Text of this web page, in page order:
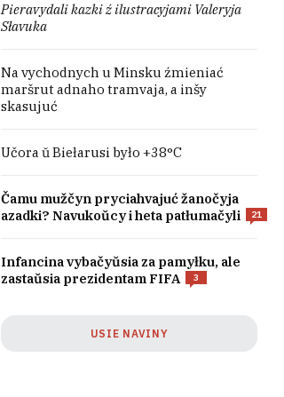
Pieravydali kazki ź ilustracyjami Valeryja
Słavuka
Na vychodnych u Minsku źmieniać
maršrut adnaho tramvaja, a inšy
skasujuć
Učora ŭ Biełarusi było +38°C
Čamu mužčyn pryciahvajuć žanočyja
azadki? Navukoŭcy i heta patłumačyli
21
Infancina vybačyŭsia za pamyłku, ale
zastaŭsia prezidentam FIFA
3
USIE NAVINY